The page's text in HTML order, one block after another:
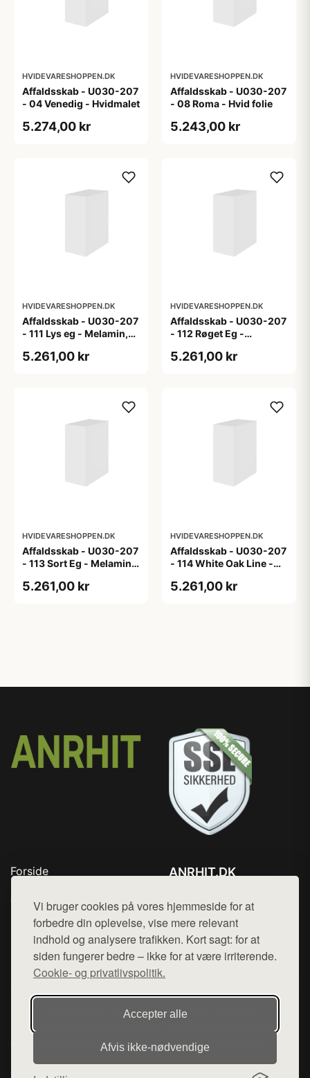
Vi bruger cookies på vores hjemmeside for at
forbedre din oplevelse, vise mere relevant
indhold og analysere trafikken. Kort sagt: for at
siden fungerer bedre – ikke for at være irriterende.
Cookie- og privatlivspolitik.
Accepter alle
Afvis ikke‑nødvendige
HVIDEVARESHOPPEN.DK
Affaldsskab - U030-207
- 04 Venedig - Hvidmalet
5.274,00 kr
HVIDEVARESHOPPEN.DK
Affaldsskab - U030-207
- 08 Roma - Hvid folie
5.243,00 kr
HVIDEVARESHOPPEN.DK
Affaldsskab - U030-207
- 111 Lys eg - Melamin,
5.261,00 kr
HVIDEVARESHOPPEN.DK
Affaldsskab - U030-207
- 112 Røget Eg -
5.261,00 kr
HVIDEVARESHOPPEN.DK
Affaldsskab - U030-207
- 113 Sort Eg - Melamin,
5.261,00 kr
HVIDEVARESHOPPEN.DK
Affaldsskab - U030-207
- 114 White Oak Line -
5.261,00 kr
Forside
Top Rabatter
Blog
Kontakt
ANRHIT.DK
Mail: hej@want.dk
Cookie- og privatlivspolitik
Denne side er en del af want.dk, der udgiver en række
hjemmesider med præsentation af forskellige produkter fra
diverse webshops. Der sælges ikke varer fra denne side - vi
henviser til de shops, som sælger varen. Vi har heller ikke
varerne på lager.